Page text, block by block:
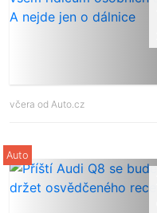
včera od Auto.cz
Auto